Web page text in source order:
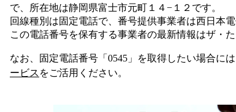
で、所在地は静岡県富士市元町１４−１２ です。
回線種別は固定電話で、番号提供事業者は西日本
この電話番号を保有する事業者の最新情報はザ・
なお、固定電話番号「 0545 」を取得したい場合には
ービス をご活用ください。